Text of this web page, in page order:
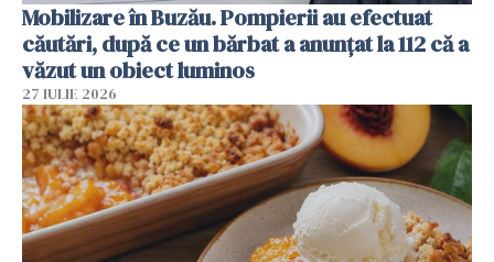
Mobilizare în Buzău. Pompierii au efectuat
căutări, după ce un bărbat a anunțat la 112 că a
văzut un obiect luminos
27 IULIE 2026